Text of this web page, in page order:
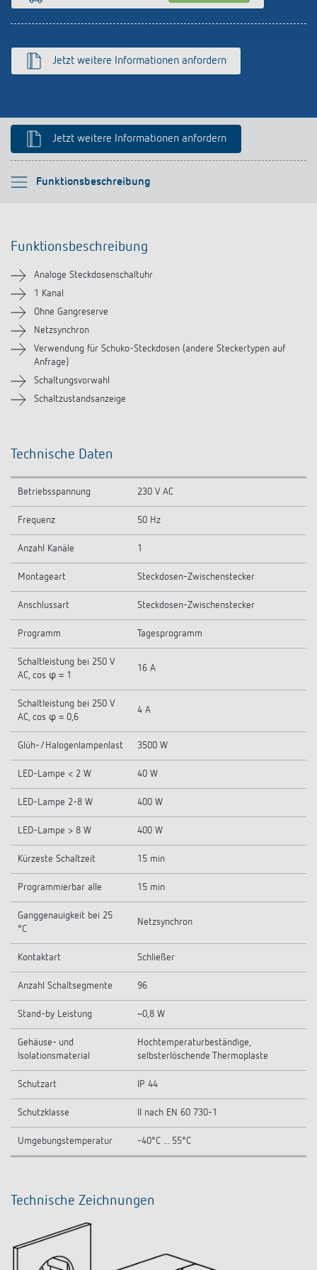
Anfahrt
Jetzt weitere Informationen anfordern
Jetzt weitere Informationen anfordern
Funktionsbeschreibung
Bitte auswählen
Technische Informationen
Downloads
Videos
Ähnliche Produkte
Funktionsbeschreibung
Analoge Steckdosenschaltuhr
1 Kanal
Ohne Gangreserve
Netzsynchron
Verwendung für Schuko-Steckdosen (andere Steckertypen auf
Anfrage)
Schaltungsvorwahl
Schaltzustandsanzeige
Technische Daten
Betriebsspannung 230 V AC
Frequenz 50 Hz
Anzahl Kanäle 1
Montageart Steckdosen-Zwischenstecker
Anschlussart Steckdosen-Zwischenstecker
Programm Tagesprogramm
Schaltleistung bei 250 V
AC, cos φ = 1
16 A
Schaltleistung bei 250 V
AC, cos φ = 0,6
4 A
Glüh-/Halogenlampenlast 3500 W
LED-Lampe < 2 W 40 W
LED-Lampe 2-8 W 400 W
LED-Lampe > 8 W 400 W
Kürzeste Schaltzeit 15 min
Programmierbar alle 15 min
Ganggenauigkeit bei 25
°C
Netzsynchron
Kontaktart Schließer
Anzahl Schaltsegmente 96
Stand-by Leistung ~0,8 W
Gehäuse- und
Isolationsmaterial
Hochtemperaturbeständige,
selbsterlöschende Thermoplaste
Schutzart IP 44
Schutzklasse II nach EN 60 730-1
Umgebungstemperatur -40°C ... 55°C
Technische Zeichnungen